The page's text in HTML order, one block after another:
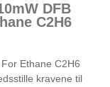
DFB
C2H6
Ethane C2H6
kravene til